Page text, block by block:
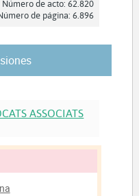
Número de acto: 62.820
de página: 6.896
ASSOCIATS